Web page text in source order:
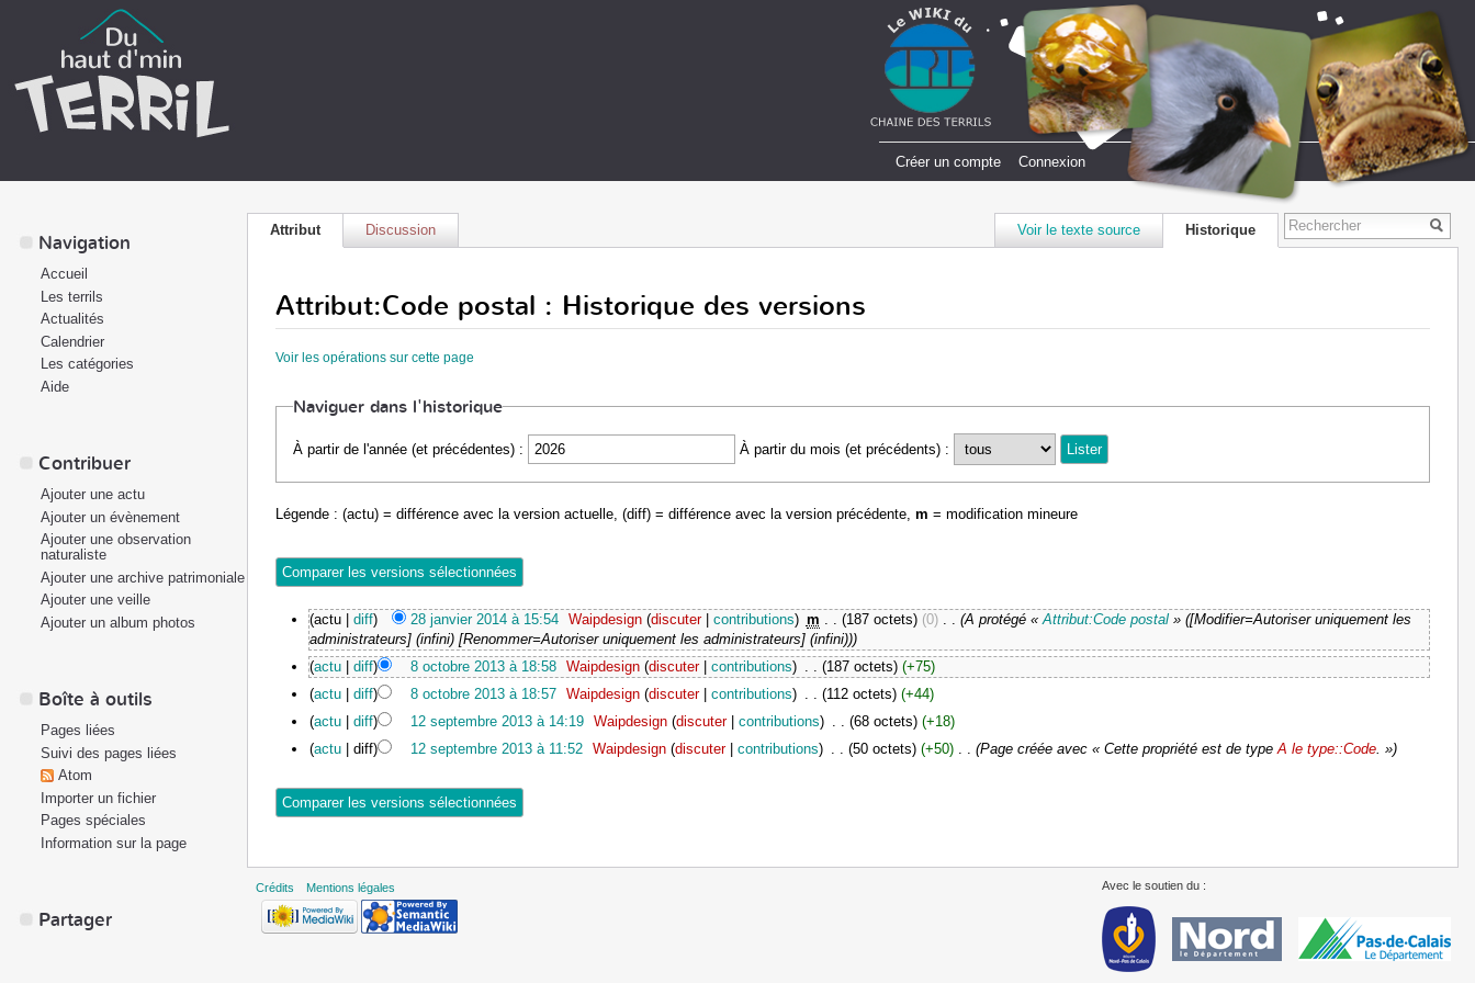
Créer un compte Connexion
Attribut Discussion Voir le texte source Historique
Attribut:Code postal : Historique des versions
Voir les opérations sur cette page
Naviguer dans l'historique
À partir de l'année (et précédentes) : À partir du mois (et précédents) :
Légende : (actu) = différence avec la version actuelle, (diff) = différence avec la version précédente, m = modification mineure
(actu | diff) 28 janvier 2014 à 15:54 Waipdesign (discuter|contributions) m (187 octets) (0)‎ (A protégé « Attribut:Code postal» ([Modifier=Autoriser uniquement les
administrateurs] (infini) [Renommer=Autoriser uniquement les administrateurs] (infini)))
(actu | diff) 8 octobre 2013 à 18:58 Waipdesign (discuter|contributions) (187 octets) (+75)
(actu | diff) 8 octobre 2013 à 18:57 Waipdesign (discuter|contributions) (112 octets) (+44)
(actu | diff) 12 septembre 2013 à 14:19 Waipdesign (discuter|contributions) (68 octets) (+18)
(actu | diff) 12 septembre 2013 à 11:52 Waipdesign (discuter|contributions) (50 octets) (+50)‎ (Page créée avec « Cette propriété est de type A le type::Code. »)
Navigation
Accueil
Les terrils
Actualités
Calendrier
Les catégories
Aide
Contribuer
Ajouter une actu
Ajouter un évènement
Ajouter une observation
naturaliste
Ajouter une archive patrimoniale
Ajouter une veille
Ajouter un album photos
Boîte à outils
Pages liées
Suivi des pages liées
Atom
Importer un fichier
Pages spéciales
Information sur la page
Partager
Crédits Mentions légales Avec le soutien du :